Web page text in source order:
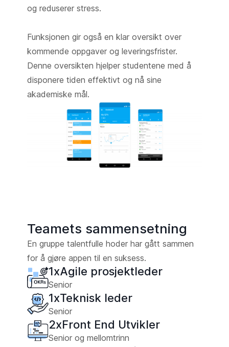
og reduserer stress.
Funksjonen gir også en klar oversikt over
kommende oppgaver og leveringsfrister.
Denne oversikten hjelper studentene med å
disponere tiden effektivt og nå sine
akademiske mål.
Teamets sammensetning
En gruppe talentfulle hoder har gått sammen
for å gjøre appen til en suksess.
1xAgile prosjektleder
Senior
1xTeknisk leder
Senior
2xFront End Utvikler
Senior og mellomtrinn